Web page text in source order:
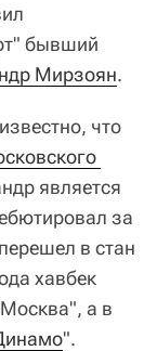
бывший
Мирзоян.
что
является
за
в стан
хавбек
а в
".